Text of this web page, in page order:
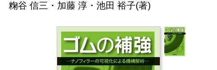
粷谷 信三 ・ 加藤 淳・ 池田 裕子(著)